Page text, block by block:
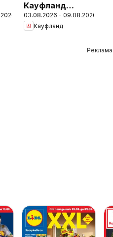
Кауфланд
брошура Сливен
- Предложения
03.08.2026 - 09.08.2026
Кауфланд
Реклама